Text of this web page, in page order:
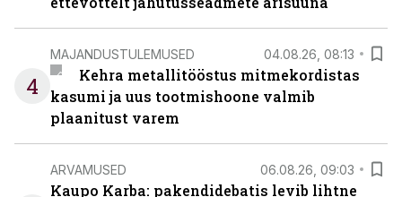
4
MAJANDUSTULEMUSED 04.08.26, 08:13
Kehra metallitööstus mitmekordistas
kasumi ja uus tootmishoone valmib
plaanitust varem
ARVAMUSED 06.08.26, 09:03
Kaupo Karba: pakendidebatis levib lihtne